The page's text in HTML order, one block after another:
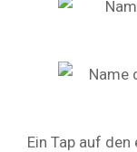
Ein Tap auf